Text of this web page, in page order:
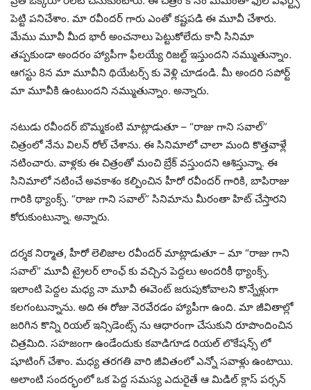
పెట్టి పనిచేశాం. మా రవీందర్ గారు ఎంతో కష్టపడి ఈ మూవీ చేశారు.
మేము మూవీ మీద భారీ అంచనాలు పెట్టుకోలేదు కానీ సినిమా
తప్పకుండా అందరం హ్యాపీగా ఫీలయ్యే రిజల్ట్ ఇస్తుందని నమ్ముతున్నాం.
ఆగస్టు 8న మా మూవీని థియేటర్స్ కు వెళ్లి చూడండి. మీ అందరి సపోర్ట్
మా మూవీకి ఉంటుందని నమ్ముతున్నాం. అన్నారు.
నటుడు రవీందర్ బొమ్మకంటి మాట్లాడుతూ – “రాజు గాని సవాల్”
చిత్రంలో నేను విలన్ రోల్ చేశాను. ఈ సినిమాలో చాలా మంది కొత్తవాళ్లే
నటించారు. వాళ్లకు ఈ చిత్రంతో మంచి బ్రేక్ వస్తుందని ఆశిస్తున్నా. ఈ
సినిమాలో నటించే అవకాశం కల్పించిన హీరో రవీందర్ గారికి, బాపిరాజు
గారికి థ్యాంక్స్. “రాజు గాని సవాల్” సినిమాను మీరంతా హిట్ చేస్తారని
కోరుకుంటున్నా. అన్నారు.
దర్శక నిర్మాత, హీరో లెలిజాల రవీందర్ మాట్లాడుతూ – మా “రాజు గాని
సవాల్” మూవీ ట్రైలర్ లాంఛ్ కు వచ్చిన పెద్దలు అందరికీ థ్యాంక్స్.
ఇలాంటి పెద్దల మధ్య నా మూవీ ఈవెంట్ జరుపుకోవాలని కొన్నేళ్లుగా
కలగంటున్నాను. అది ఈ రోజు నెరవేరడం హ్యాపీగా ఉంది. మా జీవితాల్లో
జరిగిన కొన్ని రియల్ ఇన్సిడెంట్స్ ను ఆధారంగా చేసుకుని రూపొందించిన
చిత్రమిది. సహజంగా ఉండేందుకు కవాడిగూడ రియల్ లొకేషన్స్ లో
షూటింగ్ చేశాం. మధ్య తరగతి వారి జీవితంలో ఎన్నో సవాళ్లు ఉంటాయి.
అలాంటి సందర్భంలో ఒక పెద్ద సమస్య ఎదురైతే ఆ మిడిల్ క్లాస్ పర్సన్